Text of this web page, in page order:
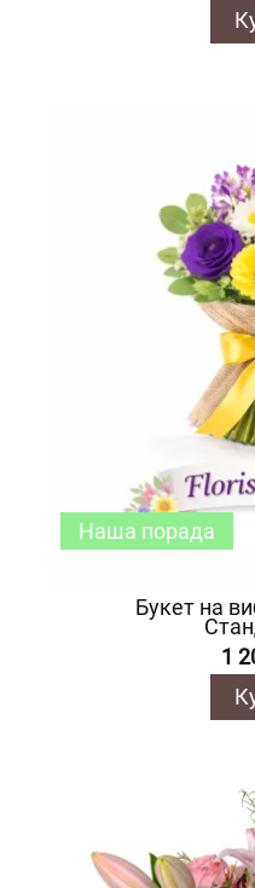
Букет на
1
Наша порада